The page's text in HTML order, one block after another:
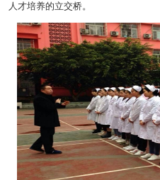
人才培养的立交桥。